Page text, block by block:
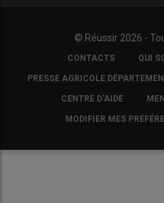
© Réussir 2026 -
COPYRIGHTCONTACTS QUI
PRESSE AGRICOLE
CENTRE D'AIDE
MODIFIER MES